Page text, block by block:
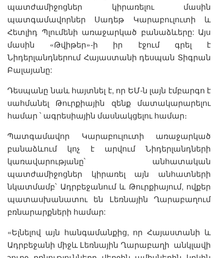
պատժամիջոցներ կիրառելու մասին
պատգամավորներ Սադեթ Կարաբուլուտի և
Հետլիդ Պլումենի առաջարկած բանաձևերը: Այս
մասին «Թվիթեր»-ի իր էջում գրել է
Նիդերլանդներում Հայաստանի դեսպան Տիգրան
Բալայանը:
Դեսպանը նաև հայտնել է, որ ԵՄ-ն լայն էմբարգո է
սահմանել Թուրքիային զենք մատակարարելու
համար ՝ ագրեսիային մասնակցելու համար։
Պատգամավոր Կարաբուլուտի առաջարկած
բանաձևում կոչ է արվում Նիդերլանդների
կառավարությանը՝ անհատական
պատժամիջոցներ կիրառել այն անհատների
նկատմամբ՝ Ադրբեջանում և Թուրքիայում, ովքեր
պատասխանատու են Լեռնային Ղարաբաղում
բռնարարքների համար:
«Ելնելով այն հանգամանքից, որ Հայաստանի և
Ադրբեջանի միջև Լեռնային Ղարաբաղի անկլավի